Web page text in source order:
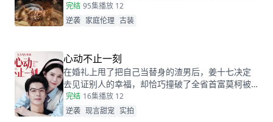
和功法。二十年后下山寻父，救下被跟踪的苏轻眉
和她小姨，又因柳家女儿当日结婚退了婚约，被苏
都五大豪门。为找父亲，他提升实力，婚后与苏轻
眉一同前往京都。
完结 95集播放 12
逆袭 家庭伦理 古装
心动不止一刻
在婚礼上甩了把自己当替身的渣男后，姜十七决定
去见证别人的幸福，却恰巧撞破了全省首富莫柯被
当众逃婚的尴尬时刻。瞬间的悲愤交加，让姜十七
鼓起勇气见义勇为，上台演着戏嫁给了莫柯。但姜
完结 16集播放 12
逆袭 现言甜宠 实拍